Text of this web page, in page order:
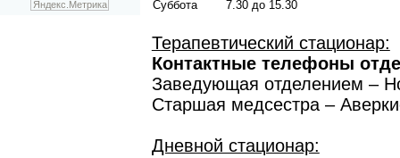
Суббота
7.30 до 15.30
Терапевтический стационар:
Контактные телефоны
Заведующая отделением –
Старшая медсестра –
Дневной стационар: